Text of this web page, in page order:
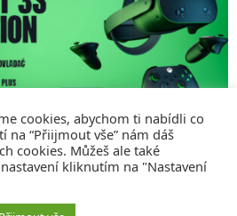
cookies, abychom ti nabídli co
na “Přiijmout vše” nám dáš
cookies. Můžeš ale také
kliknutím na "Nastavení